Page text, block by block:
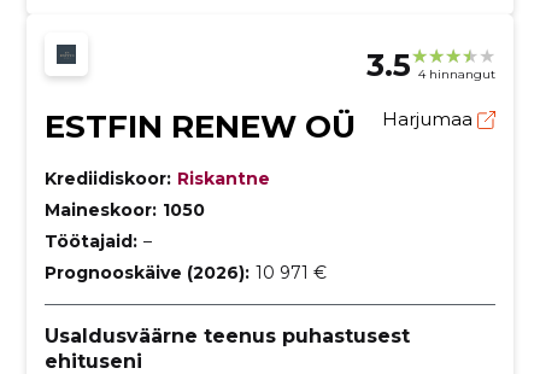
3.5 4 hinnangut
ESTFIN RENEW OÜ Harjumaa
Krediidiskoor: Riskantne
Maineskoor: 1050
Töötajaid: –
Prognooskäive (2026): 10 971 €
Usaldusväärne teenus puhastusest
ehituseni